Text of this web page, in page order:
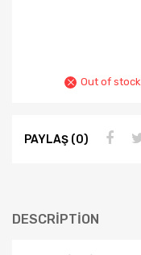
Out of stock
PAYLAŞ (0)
DESCRIPTION